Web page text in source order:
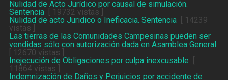
Nulidad de Acto Jurídico por causal de simulación.
Sentencia[ 19732 vistas ]
Nulidad de acto Juridico o Ineficacia. Sentencia[ 14239
vistas ]
Las tierras de las Comunidades Campesinas pueden ser
vendidas sólo con autorización dada en Asamblea General
[ 12670 vistas ]
Inejecución de Obligaciones por culpa inexcusable
11864 vistas ]
Indemnización de Daños y Perjuicios por accidente de